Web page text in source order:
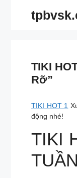
TIKI
Rỡ”
TIKI HOT 1
động nhé!
TIKI